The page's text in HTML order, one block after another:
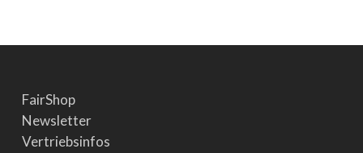
FairShop
Newsletter
Vertriebsinfos